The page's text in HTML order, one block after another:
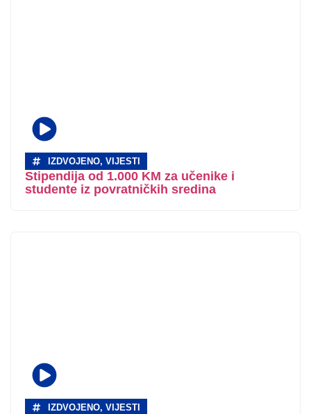
IZDVOJENO, VIJESTI
Stipendija od 1.000 KM za učenike i
studente iz povratničkih sredina
IZDVOJENO, VIJESTI